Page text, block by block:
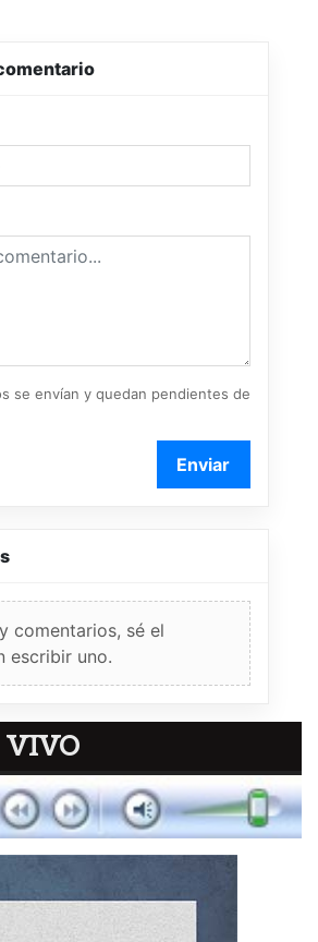
se envían y quedan pendientes de
Enviar
comentarios, sé el
escribir uno.
VIVO